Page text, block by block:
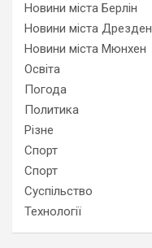
Новини міста Берлін
Новини міста Дрезден
Новини міста Мюнхен
Освіта
Погода
Политика
Різне
Спорт
Спорт
Суспільство
Технології